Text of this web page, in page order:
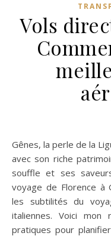
Vols
Gênes, la perle de la Ligurie, est une destination captivante
avec son riche
souffle et ses
voyage de Florence à
les subtilités du
italiennes. Voici mon
pratiques pour